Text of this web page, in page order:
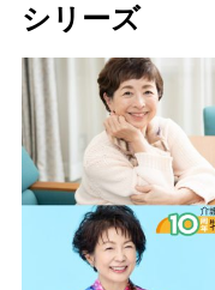
シリーズ